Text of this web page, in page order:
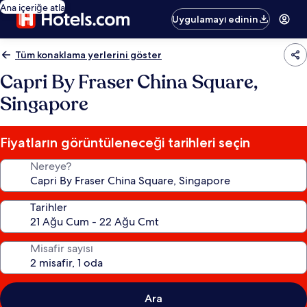
Ana içeriğe atla
Uygulamayı edinin
Tüm konaklama yerlerini göster
Capri By Fraser China Square,
Singapore
Fiyatların görüntüleneceği tarihleri seçin
Nereye?
Tarihler
Misafir sayısı
Ara